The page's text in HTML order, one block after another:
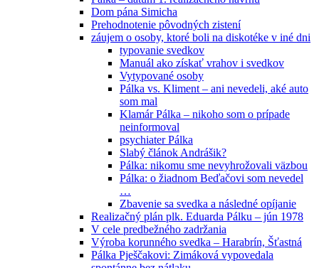
Dom pána Simicha
Prehodnotenie pôvodných zistení
záujem o osoby, ktoré boli na diskotéke v iné dni
typovanie svedkov
Manuál ako získať vrahov i svedkov
Vytypované osoby
Pálka vs. Kliment – ani nevedeli, aké auto
som mal
Klamár Pálka – nikoho som o prípade
neinformoval
psychiater Pálka
Slabý článok Andrášik?
Pálka: nikomu sme nevyhrožovali väzbou
Pálka: o žiadnom Beďačovi som nevedel
…
Zbavenie sa svedka a následné opíjanie
Realizačný plán plk. Eduarda Pálku – jún 1978
V cele predbežného zadržania
Výroba korunného svedka – Harabrín, Šťastná
Pálka Pješčakovi: Zimáková vypovedala